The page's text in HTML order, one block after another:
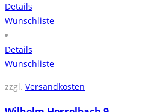
Details
Wunschliste
Details
Wunschliste
zzgl. Versandkosten